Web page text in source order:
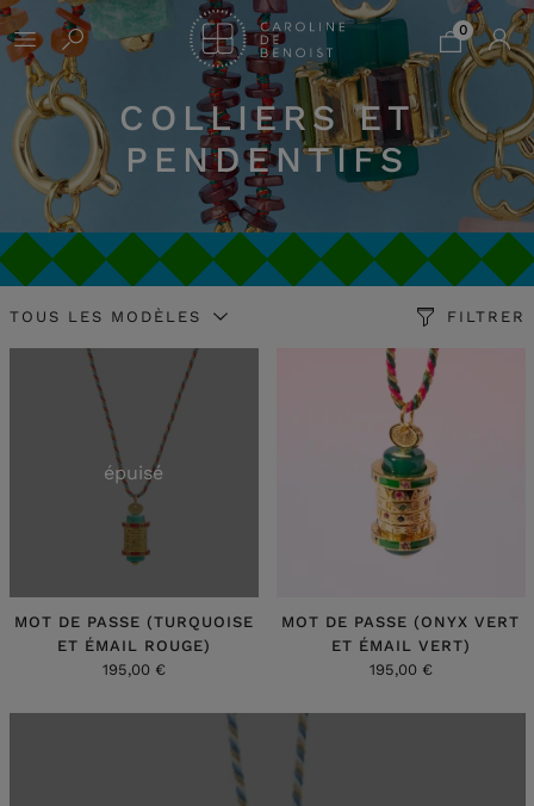
0
COLLIERS ET
PENDENTIFS
TOUS LES MODÈLES FILTRER
épuisé
MOT DE PASSE (TURQUOISE
ET ÉMAIL ROUGE)
195,00 €
MOT DE PASSE (ONYX VERT
ET ÉMAIL VERT)
195,00 €